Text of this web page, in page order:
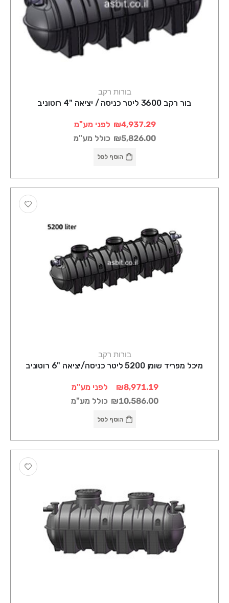
בורות רקב
בור רקב 3600 ליטר כניסה / יציאה "4 רוטוניב
₪4,937.29 לפני מע"מ
₪5,826.00 כולל מע"מ
הוסף לסל
בורות רקב
מיכל מפריד שומן 5200 ליטר כניסה/יציאה "6 רוטוניב
₪8,971.19
לפני מע"מ
₪10,586.00 כולל מע"מ
הוסף לסל